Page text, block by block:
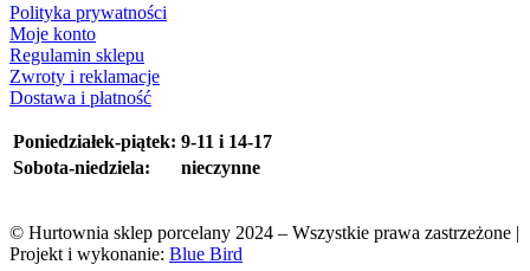
Polityka prywatności
Moje konto
Regulamin sklepu
Zwroty i reklamacje
Dostawa i płatność
Poniedziałek-piątek: 9-11 i 14-17
Sobota-niedziela:
nieczynne
© Hurtownia sklep porcelany 2024 – Wszystkie prawa zastrzeżone |
Projekt i wykonanie: Blue Bird